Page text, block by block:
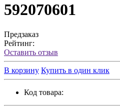
592070601
Предзаказ
Рейтинг:
Оставить отзыв
В корзину Купить в один клик
Код товара: